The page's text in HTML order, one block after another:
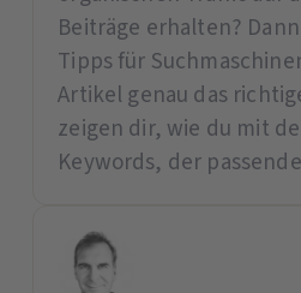
Beiträge erhalten?
Tipps für
Artikel genau das
zeigen dir, wie du mit
Keywords, der